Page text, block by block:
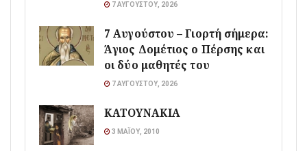
7 ΑΥΓΟΎΣΤΟΥ, 2026
7 Αυγούστου – Γιορτή σήμερα:
Άγιος Δομέτιος ο Πέρσης και
οι δύο μαθητές του
7 ΑΥΓΟΎΣΤΟΥ, 2026
ΚΑΤΟΥΝΑΚΙΑ
3 ΜΑΪ́ΟΥ, 2010